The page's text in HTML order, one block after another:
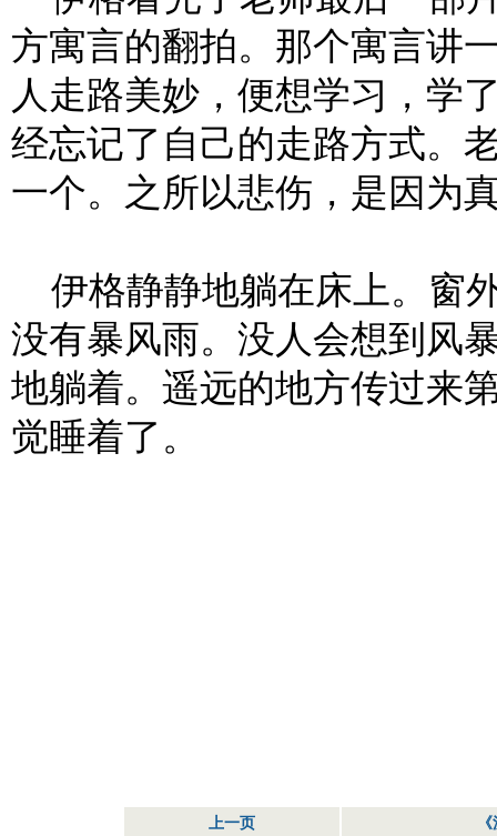
方寓言的翻拍。那个寓言讲
人走路美妙，便想学习，学
经忘记了自己的走路方式。
一个。之所以悲伤，是因为
伊格静静地躺在床上。窗
没有暴风雨。没人会想到风
地躺着。遥远的地方传过来
觉睡着了。
上一页